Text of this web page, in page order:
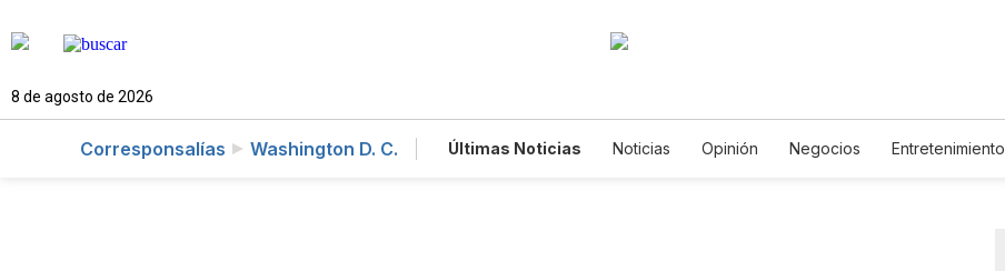
8 de agosto de 2026
Corresponsalías Washington D. C. Últimas Noticias Noticias Opinión Negocios Entretenimiento